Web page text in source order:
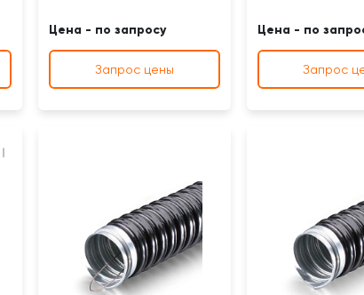
Цена - по запросу
Запрос цены
Цена - по
Запрос